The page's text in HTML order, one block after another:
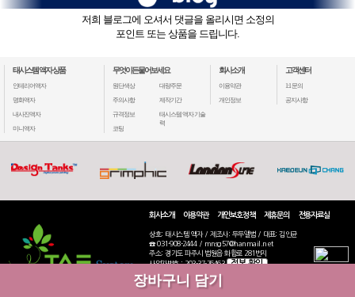
저희 블로그에 오셔서 댓글을 올리시면 소정의
포인트 또는 상품을 드립니다.
태시스템 액자 상품
인테리어액자
명화액자
내사진액자
미니액자
무엇이든물어보세요
원단색상
주의사항
규격정보
코팅
대량주문
제작기간
태시스템 액자 기술
력
회사소개
이용약관
개인정보
고객센터
1:1 문의
공지사항
회사소개 이용약관 개인보호정책 제휴문의 전용자료실
상호: 태시스템 액자 / 제조사: 두두앨범 / 대표: 김인균
☎ 031-908-2444 / mnsg57@hanmail.net
주소: 경기도 파주시 법원읍 화합로 281번지
사업자번호 : 203-37-76463
정보 확인
통신판매: 2020-고양일산동-2770
COPYRIGHT(C) 2019 TAESYSTEM ALL RIGHTS RESERVED.
장바구니 담기